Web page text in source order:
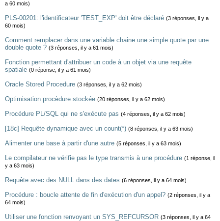
a 60 mois)
PLS-00201: l'identificateur 'TEST_EXP' doit être déclaré (3 réponses, il y a
60 mois)
Comment remplacer dans une variable chaine une simple quote par une
double quote ? (3 réponses, il y a 61 mois)
Fonction permettant d'attribuer un code à un objet via une requête
spatiale (0 réponse, il y a 61 mois)
Oracle Stored Procedure (3 réponses, il y a 62 mois)
Optimisation procèdure stockée (20 réponses, il y a 62 mois)
Procédure PL/SQL qui ne s'exécute pas (4 réponses, il y a 62 mois)
[18c] Requête dynamique avec un count(*) (8 réponses, il y a 63 mois)
Alimenter une base à partir d'une autre (5 réponses, il y a 63 mois)
Le compilateur ne vérifie pas le type transmis à une procédure (1 réponse, il
y a 63 mois)
Requête avec des NULL dans des dates (6 réponses, il y a 64 mois)
Procédure : boucle attente de fin d'exécution d'un appel? (2 réponses, il y a
64 mois)
Utiliser une fonction renvoyant un SYS_REFCURSOR (3 réponses, il y a 64